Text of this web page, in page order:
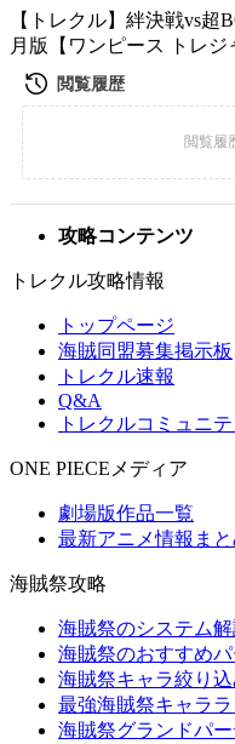
【トレクル】絆決戦vs
月版【ワンピース トレジ
攻略コンテンツ
トレクル攻略情報
トップページ
海賊同盟募集掲示板
トレクル速報
Q&A
トレクルコミュニテ
ONE PIECEメディア
劇場版作品一覧
最新アニメ情報まと
海賊祭攻略
海賊祭のシステム
海賊祭のおすすめ
海賊祭キャラ絞り
最強海賊祭キャラ
海賊祭グランドパ